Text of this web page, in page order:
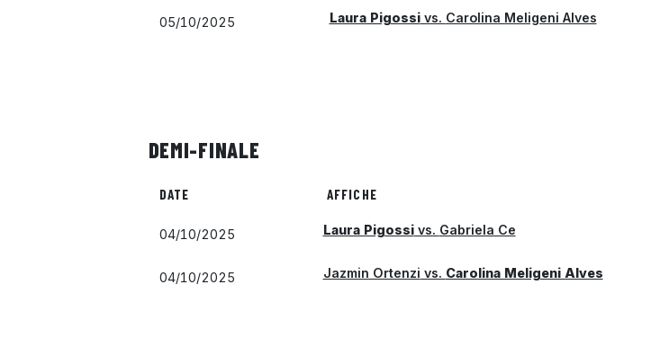
05/10/2025 Laura Pigossivs. Carolina Meligeni Alves
DEMI-FINALE
DATE AFFICHE
04/10/2025 Laura Pigossivs. Gabriela Ce
04/10/2025 Jazmin Ortenzi vs. Carolina Meligeni Alves